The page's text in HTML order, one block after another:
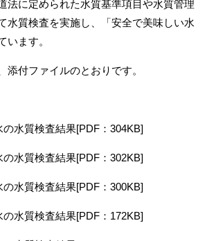
法に定められた水質基準項目や水質管理
水質検査を実施し、「安全で美味しい水
います。
添付ファイルのとおりです。
水質検査結果[PDF：304KB]
水質検査結果[PDF：302KB]
水質検査結果[PDF：300KB]
水質検査結果[PDF：172KB]